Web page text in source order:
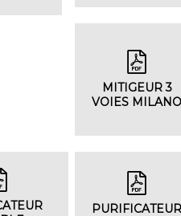
MITIGEUR 3
VOIES